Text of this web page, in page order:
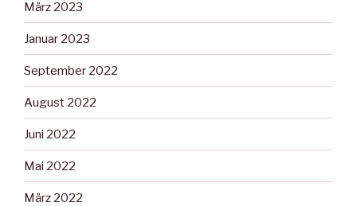
März 2023
Januar 2023
September 2022
August 2022
Juni 2022
Mai 2022
März 2022